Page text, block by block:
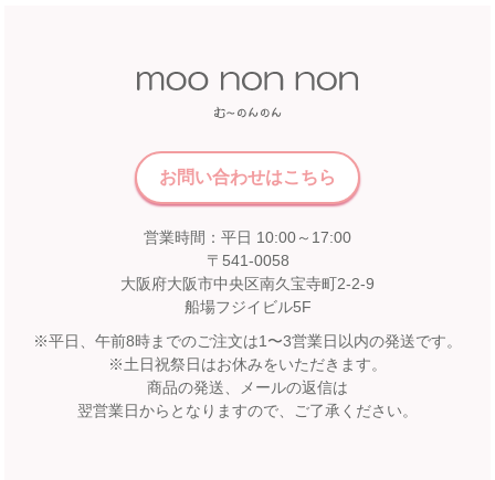
福屋 八丁堀本店
広島市中区胡町6-26
店舗詳細へ
九州
宮崎山形屋
近鉄百貨店 奈良店
6F エスカレーター前
2026.08.1 ～ 2026.08.31
松坂屋 高槻店
お問い合わせはこちら
営業時間：平日 10:00～17:00
〒541-0058
大阪府大阪市中央区南久宝寺町2-2-9
船場フジイビル5F
※平日、午前8時までのご注文は1〜3営業日以内の発送です。
※土日祝祭日はお休みをいただきます。
商品の発送、メールの返信は
翌営業日からとなりますので、ご了承ください。